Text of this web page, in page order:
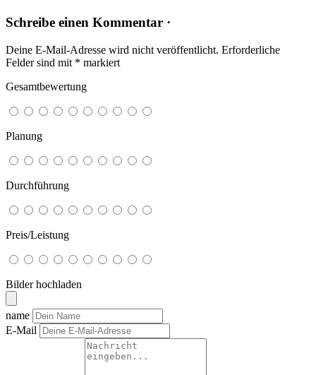
Schreibe einen Kommentar ·
Deine E-Mail-Adresse wird nicht veröffentlicht. Erforderliche
Felder sind mit * markiert
Gesamtbewertung
Planung
Durchführung
Preis/Leistung
Bilder hochladen
name
E-Mail